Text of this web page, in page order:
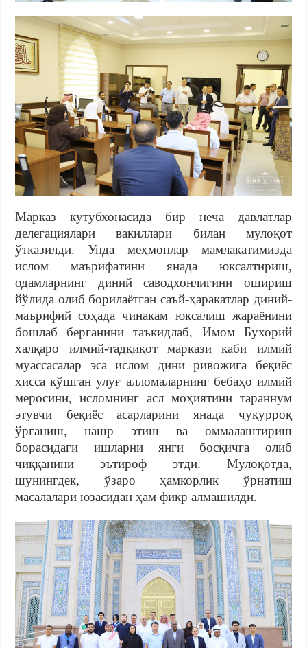
Марказ кутубхонасида бир неча давлатлар
делегациялари вакиллари билан мулоқот
ўтказилди. Унда меҳмонлар мамлакатимизда
ислом маърифатини янада юксалтириш,
одамларнинг диний саводхонлигини ошириш
йўлида олиб борилаётган саъй-ҳаракатлар диний-
маърифий соҳада чинакам юксалиш жараёнини
бошлаб берганини таъкидлаб, Имом Бухорий
халқаро илмий-тадқиқот маркази каби илмий
муассасалар эса ислом дини ривожига беқиёс
ҳисса қўшган улуғ алломаларнинг бебаҳо илмий
меросини, исломнинг асл моҳиятини тараннум
этувчи беқиёс асарларини янада чуқурроқ
ўрганиш, нашр этиш ва оммалаштириш
борасидаги ишларни янги босқичга олиб
чиққанини эътироф этди. Мулоқотда,
шунингдек, ўзаро ҳамкорлик ўрнатиш
масалалари юзасидан ҳам фикр алмашилди.